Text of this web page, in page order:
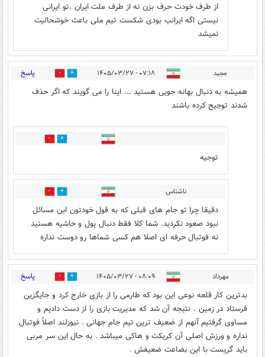
از طرف خودت حرف بزن نه از طرف ملت ایران .تو ایرانی
نیستی اگه ایرانب بودی شکست تیم ملی باعث خوشحالیت
نمیشد
مجید ۰۷:۱۸ - ۱۴۰۵/۰۳/۲۷ 6 پاسخ
همیشه به دنبال بهانه جویی هستید ... اینا را می گویند که اگر حذف
شدند توجیح کرده باشند
0
توجیه
ناشناس 0
دقیقا چرا تو جام های قبلی که به قول خودتون ابن مسائل
نبود صعود نکردید. شما کلا فقط دنبال پول و حاشیه هستید
نه فوتبال حرفه ای اصلا هم کسی شماها رو دوست نداره
مهرداد ۰۸:۰۹ - ۱۴۰۵/۰۳/۲۷ 0 پاسخ
بدترین کار قلعه نوعی این بود که طارمی را از بازی خارج کرد و جایگزین
فرستاد در زمین . نتیجه آن شد که مدیریت بازی را از دست دادیم و
مساوی گرفتیم آنهم از ضعیف ترین تیم جام جهانی . نیوزلند اصلاً فوتبال
نداره و ورزش اصلی آن کریکت و هاکی میباشد . به حال این سر مربی
باید گریست با این بضاعت ضعیفش .